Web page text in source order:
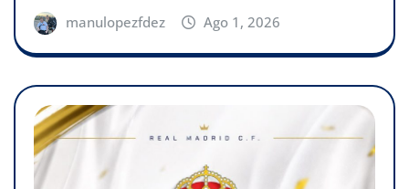
manulopezfdez Ago 1, 2026